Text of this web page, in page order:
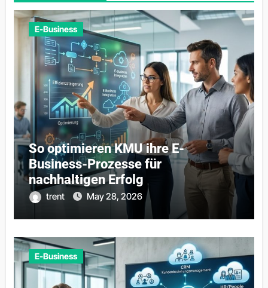
E-Business
So optimieren KMU ihre E-
Business-Prozesse für
nachhaltigen Erfolg
trent May 28, 2026
E-Business